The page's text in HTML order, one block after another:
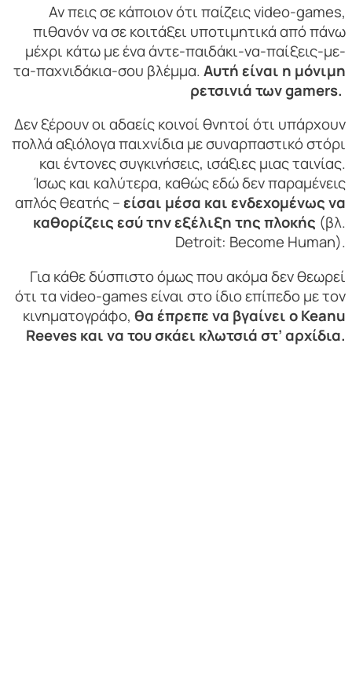
Αν πεις σε κάποιον ότι παίζεις video-games,
πιθανόν να σε κοιτάξει υποτιμητικά από πάνω
μέχρι κάτω με ένα άντε-παιδάκι-να-παίξεις-με-
τα-παχνιδάκια-σου βλέμμα.Αυτή είναι η μόνιμη
ρετσινιά των gamers.
Δεν ξέρουν οι αδαείς κοινοί θνητοί ότι υπάρχουν
πολλά αξιόλογα παιχνίδια με συναρπαστικό στόρι
και έντονες συγκινήσεις, ισάξιες μιας ταινίας.
Ίσως και καλύτερα, καθώς εδώ δεν παραμένεις
απλός θεατής –είσαι μέσα και ενδεχομένως να
καθορίζεις εσύ την εξέλιξη της πλοκής (βλ.
Detroit: Become Human).
Για κάθε δύσπιστο όμως που ακόμα δεν θεωρεί
ότι τα video-games είναι στο ίδιο επίπεδο με τον
κινηματογράφο, θα έπρεπενα βγαίνει ο Keanu
Reeves και να του σκάει κλωτσιά στ’ αρχίδια.